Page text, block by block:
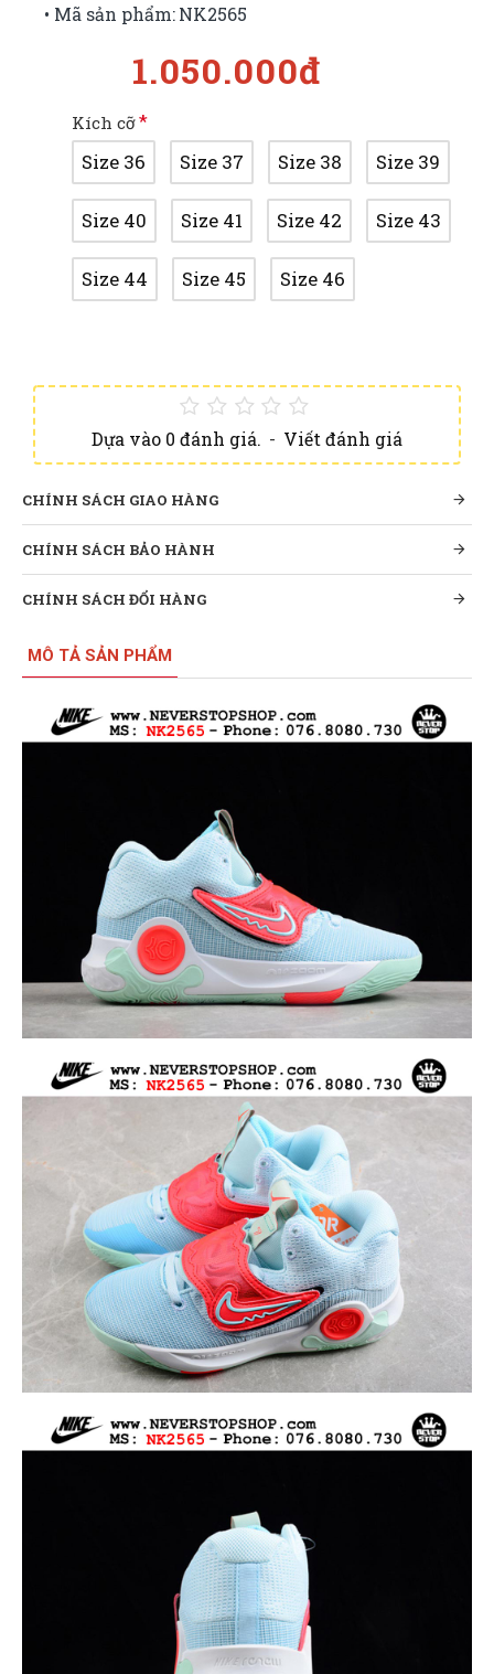
Dựa vào 0 đánh giá. - Viết đánh giá
1.050.000đ
• Mã sản phẩm:NK2565
Kích cỡ
Size 36 Size 37 Size 38 Size 39
Size 40 Size 41 Size 42 Size 43
Size 44 Size 45 Size 46
CHÍNH SÁCH GIAO HÀNG
CHÍNH SÁCH BẢO HÀNH
CHÍNH SÁCH ĐỔI HÀNG
MÔ TẢ SẢN PHẨM